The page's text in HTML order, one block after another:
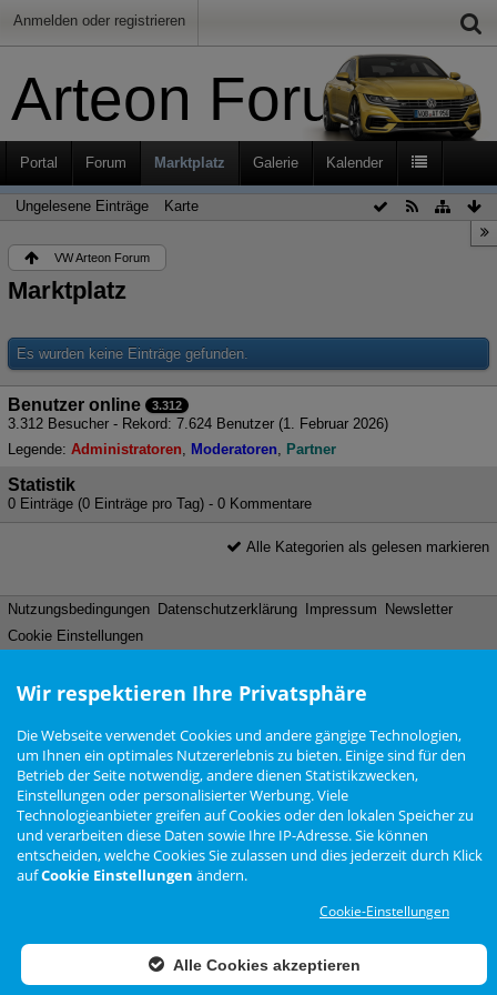
Anmelden oder registrieren
Arteon Forum
Portal Forum Marktplatz Galerie Kalender
Ungelesene Einträge Karte
VW Arteon Forum
Marktplatz
Es wurden keine Einträge gefunden.
Benutzer online 3.312
3.312 Besucher - Rekord: 7.624 Benutzer (1. Februar 2026)
Legende: Administratoren Moderatoren Partner
Statistik
0 Einträge (0 Einträge pro Tag) - 0 Kommentare
Alle Kategorien als gelesen markieren
Nutzungsbedingungen Datenschutzerklärung Impressum
Newsletter
Cookie Einstellungen
Zur Desktop Ansicht wechseln
Das Arteon Forum istKEINoffizielles Angebot der Volkswagen AG
Forensoftware: Burning Board®, entwickelt von WoltLab® GmbH
Konzept, Realisierung und Design:BigMammut Webdesign
Werbelink: Dieser Link Platz ist frei!
Wir respektieren Ihre Privatsphäre
Die Webseite verwendet Cookies und andere gängige Technologien,
um Ihnen ein optimales Nutzererlebnis zu bieten. Einige sind für den
Betrieb der Seite notwendig, andere dienen Statistikzwecken,
Einstellungen oder personalisierter Werbung. Viele
Technologieanbieter greifen auf Cookies oder den lokalen Speicher zu
und verarbeiten diese Daten sowie Ihre IP-Adresse. Sie können
entscheiden, welche Cookies Sie zulassen und dies jederzeit durch Klick
aufCookie Einstellungen ändern.
Cookie-Einstellungen
Alle Cookies akzeptieren